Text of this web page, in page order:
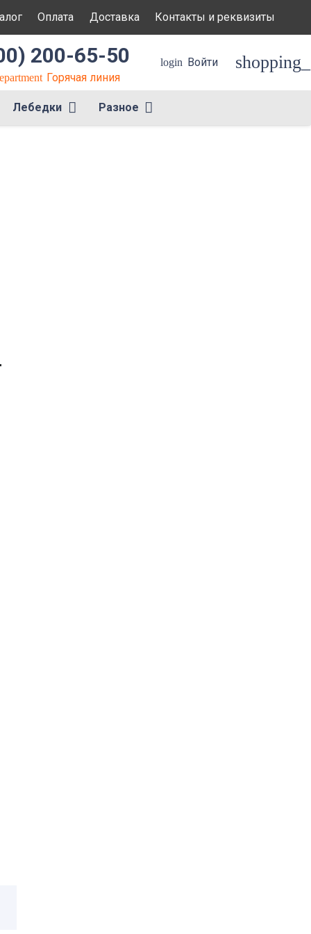
Оплата Доставка Контакты и реквизиты
200-65-50
Горячая линия
login Войти
Лебедки Разное